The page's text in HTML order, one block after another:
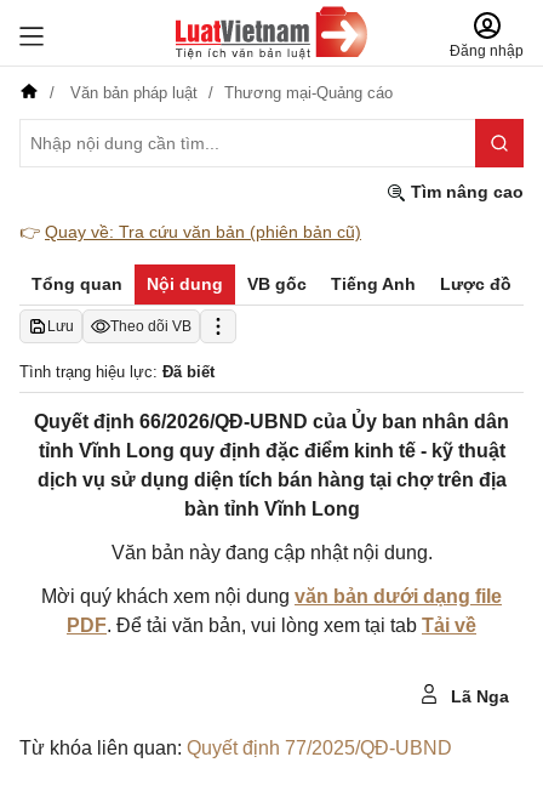
Đăng nhập
Văn bản pháp luật Thương mại-Quảng cáo
Tìm nâng cao
👉 Quay về: Tra cứu văn bản (phiên bản cũ)
Tổng quan Nội dung VB gốc Tiếng Anh Lược đồ
Lưu Theo dõi VB
Tình trạng hiệu lực: Đã biết
Quyết định 66/2026/QĐ-UBND của Ủy ban nhân dân
tỉnh Vĩnh Long quy định đặc điểm kinh tế - kỹ thuật
dịch vụ sử dụng diện tích bán hàng tại chợ trên địa
bàn tỉnh Vĩnh Long
Văn bản này đang cập nhật nội dung.
Mời quý khách xem nội dung văn bản dưới dạng file
PDF. Để tải văn bản, vui lòng xem tại tab Tải về
Lã Nga
Từ khóa liên quan: Quyết định 77/2025/QĐ-UBND